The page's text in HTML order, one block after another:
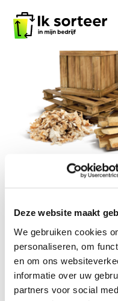
Deze website maakt
We gebruiken cookies
personaliseren, om
en om ons
informatie over uw
partners voor social
content
Bois non